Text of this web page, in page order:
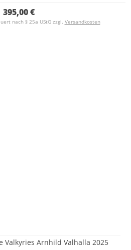
395,00 €
nach § 25a UStG zzgl. Versandkosten
Valkyries Arnhild Valhalla 2025